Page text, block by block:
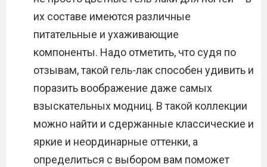
их составе имеются различные
питательные и ухаживающие
компоненты. Надо отметить, что судя по
отзывам, такой гель-лак способен удивить и
поразить воображение даже самых
взыскательных модниц. В такой коллекции
можно найти и сдержанные классические и
яркие и неординарные оттенки, а
определиться с выбором вам поможет